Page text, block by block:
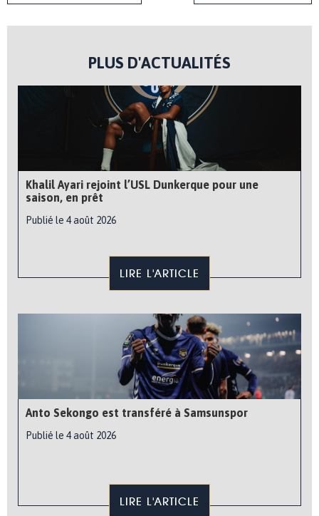
PLUS D'ACTUALITÉS
Khalil Ayari rejoint l’USL Dunkerque pour une
saison, en prêt
Publié le 4 août 2026
LIRE L'ARTICLE
Anto Sekongo est transféré à Samsunspor
Publié le 4 août 2026
LIRE L'ARTICLE